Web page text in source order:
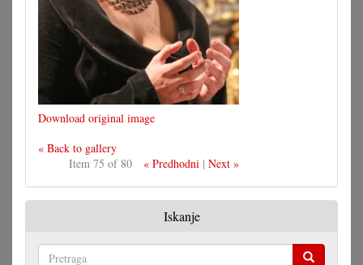
Download original image
« Back to gallery
Item 75 of 80
« Predhodni| Next »
Iskanje